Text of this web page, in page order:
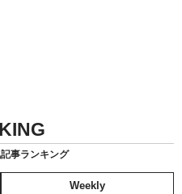
事ランキング
Weekly